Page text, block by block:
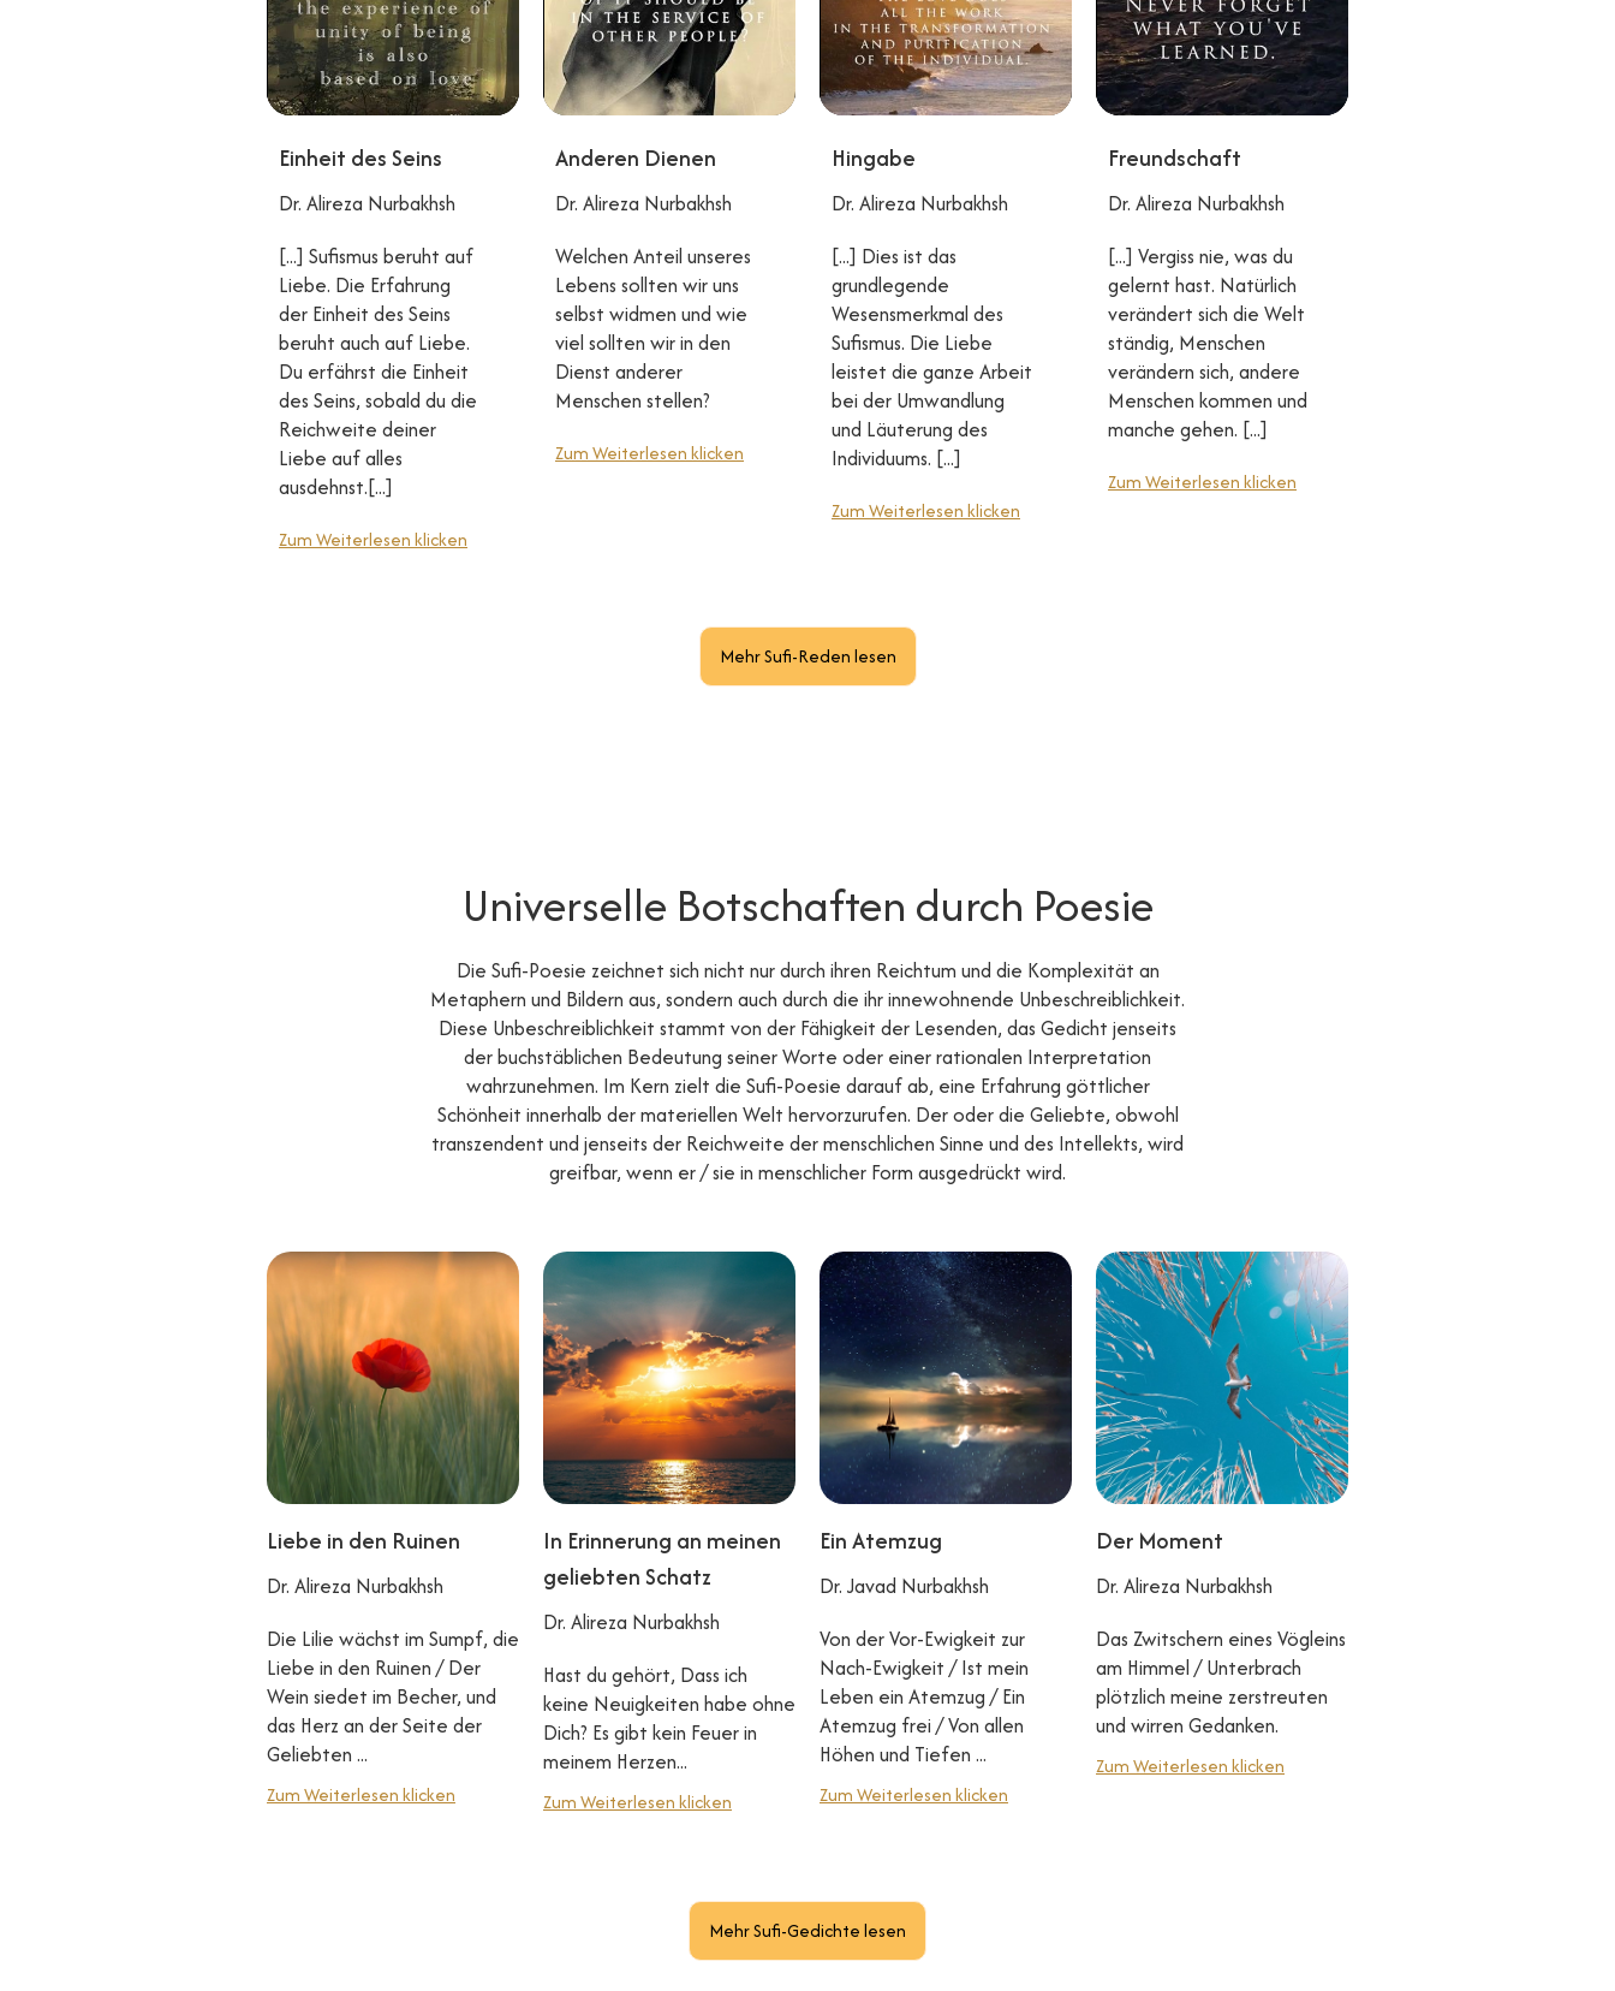
Einheit des Seins
Dr. Alireza Nurbakhsh
[...] Sufismus beruht auf
Liebe. Die Erfahrung
der Einheit des Seins
beruht auch auf Liebe.
Du erfährst die Einheit
des Seins, sobald du die
Reichweite deiner
Liebe auf alles
ausdehnst.[...]
Zum Weiterlesen klicken
Anderen Dienen
Dr. Alireza Nurbakhsh
Welchen Anteil unseres
Lebens sollten wir uns
selbst widmen und wie
viel sollten wir in den
Dienst anderer
Menschen stellen?
Zum Weiterlesen klicken
Hingabe
Dr. Alireza Nurbakhsh
[...] Dies ist das
grundlegende
Wesensmerkmal des
Sufismus. Die Liebe
leistet die ganze Arbeit
bei der Umwandlung
und Läuterung des
Individuums. [...]
Zum Weiterlesen klicken
Freundschaft
Dr. Alireza Nurbakhsh
[...] Vergiss nie, was du
gelernt hast. Natürlich
verändert sich die Welt
ständig, Menschen
verändern sich, andere
Menschen kommen und
manche gehen. [...]
Zum Weiterlesen klicken
Mehr Sufi-Reden lesen
Universelle Botschaften durch Poesie
Die Sufi-Poesie zeichnet sich nicht nur durch ihren Reichtum und die Komplexität an
Metaphern und Bildern aus, sondern auch durch die ihr innewohnende Unbeschreiblichkeit.
Diese Unbeschreiblichkeit stammt von der Fähigkeit der Lesenden, das Gedicht jenseits
der buchstäblichen Bedeutung seiner Worte oder einer rationalen Interpretation
wahrzunehmen. Im Kern zielt die Sufi-Poesie darauf ab, eine Erfahrung göttlicher
Schönheit innerhalb der materiellen Welt hervorzurufen. Der oder die Geliebte, obwohl
transzendent und jenseits der Reichweite der menschlichen Sinne und des Intellekts, wird
greifbar, wenn er / sie in menschlicher Form ausgedrückt wird.
Liebe in den Ruinen
Dr. Alireza Nurbakhsh
Die Lilie wächst im Sumpf, die
Liebe in den Ruinen / Der
Wein siedet im Becher, und
das Herz an der Seite der
Geliebten ...
Zum Weiterlesen klicken
In Erinnerung an meinen
geliebten Schatz
Dr. Alireza Nurbakhsh
Hast du gehört, Dass ich
keine Neuigkeiten habe ohne
Dich? Es gibt kein Feuer in
meinem Herzen...
Zum Weiterlesen klicken
Ein Atemzug
Dr. Javad Nurbakhsh
Von der Vor-Ewigkeit zur
Nach-Ewigkeit / Ist mein
Leben ein Atemzug / Ein
Atemzug frei / Von allen
Höhen und Tiefen ...
Zum Weiterlesen klicken
Der Moment
Dr. Alireza Nurbakhsh
Das Zwitschern eines Vögleins
am Himmel / Unterbrach
plötzlich meine zerstreuten
und wirren Gedanken.
Zum Weiterlesen klicken
Mehr Sufi-Gedichte lesen